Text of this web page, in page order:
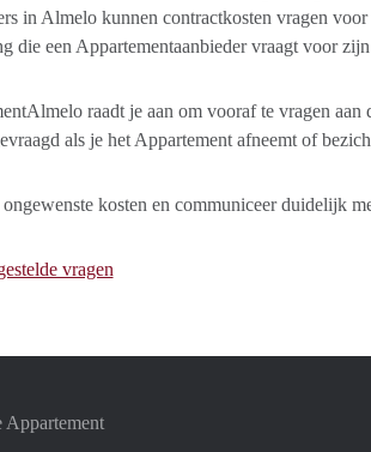
in Almelo kunnen contractkosten vragen
die een Appartementaanbieder vraagt voor
raadt je aan om vooraf te vragen
als je het Appartement afneemt of
kosten en communiceer duidelijk
vragen